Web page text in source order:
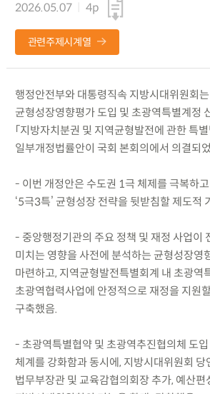
2026.05.07
4p
관련주제시계열
행정안전부와 대통령직속 지방시대위원회
균형성장영향평가 도입 및 초광역특별계정
「지방자치분권 및 지역균형발전에 관한 특별
일부개정법률안이 국회 본회의에서 의결되
- 이번 개정안은 수도권 1극 체제를 극복하
‘5극3특’ 균형성장 전략을 뒷받침할 제도적
- 중앙행정기관의 주요 정책 및 재정 사업이
미치는 영향을 사전에 분석하는 균형성장영
마련하고, 지역균형발전특별회계 내 초광역
초광역협력사업에 안정적으로 재정을 지원
구축했음.
- 초광역특별협약 및 초광역추진협의체 도
체계를 강화함과 동시에, 지방시대위원회 당
법무부장관 및 교육감협의회장 추가, 예산편